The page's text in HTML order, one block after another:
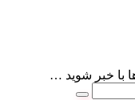
با خبر شوید …